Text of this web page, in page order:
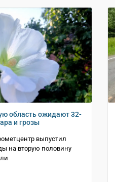
область ожидают 32-
и грозы
выпустил
на вторую половину